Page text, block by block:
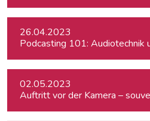
26.04.2023
Podcasting 101: Audiotechnik
02.05.2023
Auftritt vor der Kamera –